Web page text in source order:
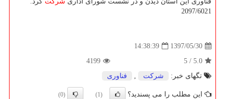
2097/6021
1397/05/30
14:38:39
5.0
/
5
4199
تگهای خبر:
شركت , فناوری
این مطلب را می پسندید؟ (1)
(0)